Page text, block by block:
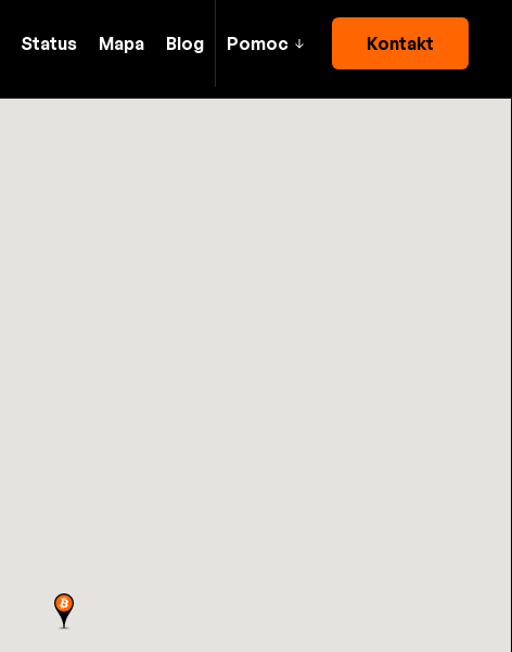
Status Mapa Blog Pomoc Kontakt